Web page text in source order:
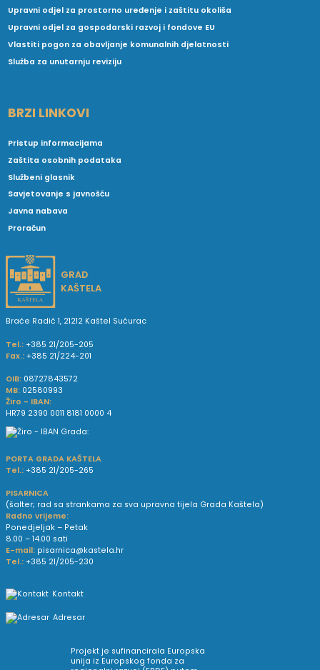
Upravni odjel za prostorno uređenje i zaštitu okoliša
Upravni odjel za gospodarski razvoj i fondove EU
Vlastiti pogon za obavljanje komunalnih djelatnosti
Služba za unutarnju reviziju
BRZI LINKOVI
Pristup informacijama
Zaštita osobnih podataka
Službeni glasnik
Savjetovanje s javnošću
Javna nabava
Proračun
GRAD
KAŠTELA
Braće Radić 1, 21212 Kaštel Sućurac
Tel.: +385 21/205-205
Fax.: +385 21/224-201
OIB: 08727843572
MB: 02580993
Žiro - IBAN:
HR79 2390 0011 8181 0000 4
PORTA GRADA KAŠTELA
Tel.: +385 21/205-265
PISARNICA
(šalter; rad sa strankama za sva upravna tijela Grada Kaštela)
Radno vrijeme:
Ponedjeljak – Petak
8.00 – 14.00 sati
E-mail: pisarnica@kastela.hr
Tel.: +385 21/205-230
Kontakt
Adresar
Projekt je sufinancirala Europska
unija iz Europskog fonda za